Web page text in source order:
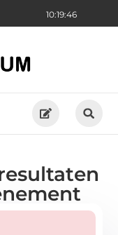
10:19:47